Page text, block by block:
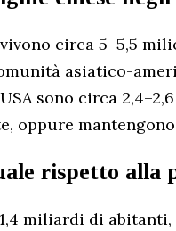
circa 5–5,5
asiatico-
sono circa
oppure
rispetto alla
miliardi di